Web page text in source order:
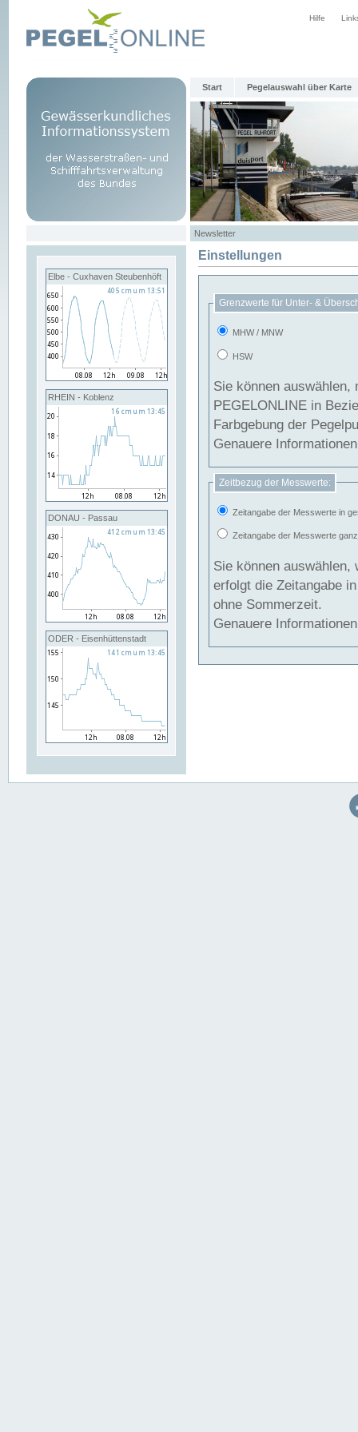
Hilfe
Start Pegelauswahl über Karte
Newsletter
Elbe - Cuxhaven Steubenhöft
RHEIN - Koblenz
DONAU - Passau
ODER - Eisenhüttenstadt
Einstellungen
Grenzwerte für Unter- &
MHW / MNW
HSW
Sie können
PEGELONLINE in Beziehung
Farbgebung der
Genauere
Zeitbezug der Messwerte:
Zeitangabe der Messwerte in
Zeitangabe der Messwerte
Sie können auswählen,
erfolgt die Zeitangabe
ohne Sommerzeit.
Genauere